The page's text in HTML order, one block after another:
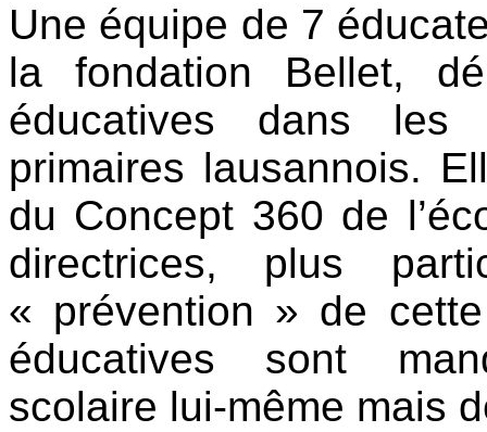
Une équipe de 7
la fondation Bellet,
éducatives dans les
primaires lausannois.
du Concept 360 de
directrices, plus
« prévention » de
éducatives sont
scolaire lui-même mais